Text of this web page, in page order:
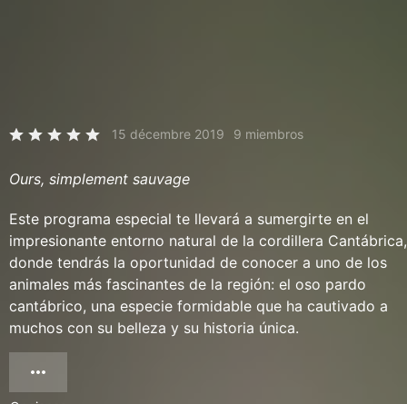
15 décembre 2019 9 miembros
Ours, simplement sauvage
Este programa especial te llevará a sumergirte en el
impresionante entorno natural de la cordillera Cantábrica,
donde tendrás la oportunidad de conocer a uno de los
animales más fascinantes de la región: el oso pardo
cantábrico, una especie formidable que ha cautivado a
muchos con su belleza y su historia única.